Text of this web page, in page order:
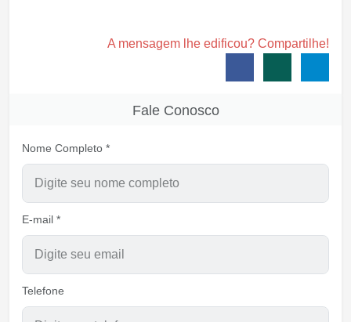
A mensagem lhe edificou? Compartilhe!
Fale Conosco
Nome Completo *
E-mail *
Telefone